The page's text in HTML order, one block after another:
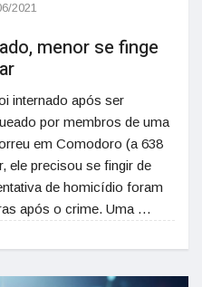
2021
menor se finge
internado após ser
por membros de uma
em Comodoro (a 638
ele precisou se fingir de
de homicídio foram
após o crime. Uma …